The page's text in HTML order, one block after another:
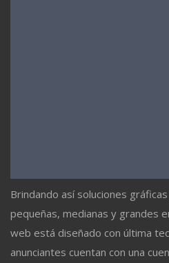
Brindando así soluciones
pequeñas, medianas y grandes
web está diseñado con última
anunciantes cuentan con una